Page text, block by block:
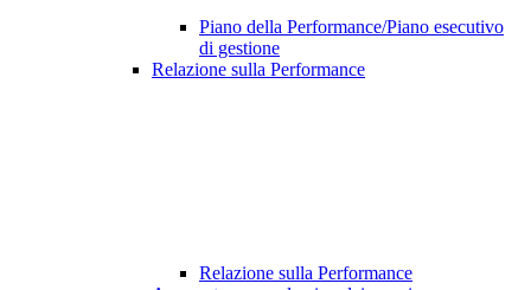
Piano della Performance/Piano esecutivo
di gestione
Relazione sulla Performance
Relazione sulla Performance